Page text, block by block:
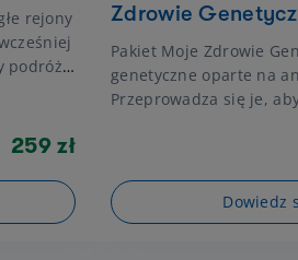
rejony
podróży.
jak
259 zł
Zdrowie
Pakiet Moje Zdrowie
genetyczne oparte na
Przeprowadza się je,
chorób, które mogą
Dowiedz